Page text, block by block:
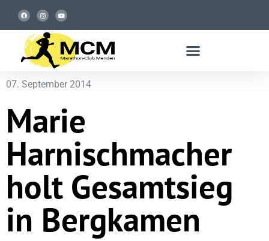
07. September 2014
Marie
Harnischmacher
holt Gesamtsieg
in Bergkamen